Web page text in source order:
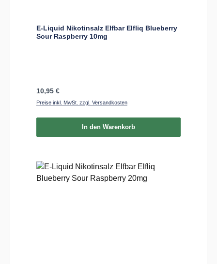
E-Liquid Nikotinsalz Elfbar Elfliq Blueberry
Sour Raspberry 10mg
Regulärer Preis:
10,95 €
Preise inkl. MwSt. zzgl. Versandkosten
In den Warenkorb